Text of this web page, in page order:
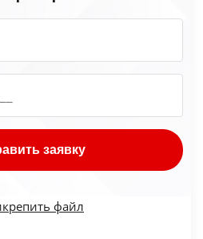
заявку
файл